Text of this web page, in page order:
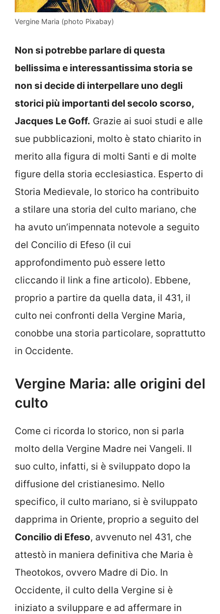
Vergine Maria (photo Pixabay)
Non si potrebbe parlare di questa
bellissima e interessantissima storia se
non si decide di interpellare uno degli
storici più importanti del secolo scorso,
Jacques Le Goff. Grazie ai suoi studi e alle
sue pubblicazioni, molto è stato chiarito in
merito alla figura di molti Santi e di molte
figure della storia ecclesiastica. Esperto di
Storia Medievale, lo storico ha contribuito
a stilare una storia del culto mariano, che
ha avuto un’impennata notevole a seguito
del Concilio di Efeso (il cui
approfondimento può essere letto
cliccando il link a fine articolo). Ebbene,
proprio a partire da quella data, il 431, il
culto nei confronti della Vergine Maria,
conobbe una storia particolare, soprattutto
in Occidente.
Vergine Maria: alle origini del
culto
Come ci ricorda lo storico, non si parla
molto della Vergine Madre nei Vangeli. Il
suo culto, infatti, si è sviluppato dopo la
diffusione del cristianesimo. Nello
specifico, il culto mariano, si è sviluppato
dapprima in Oriente, proprio a seguito del
Concilio di Efeso, avvenuto nel 431, che
attestò in maniera definitiva che Maria è
Theotokos, ovvero Madre di Dio. In
Occidente, il culto della Vergine si è
iniziato a sviluppare e ad affermare in